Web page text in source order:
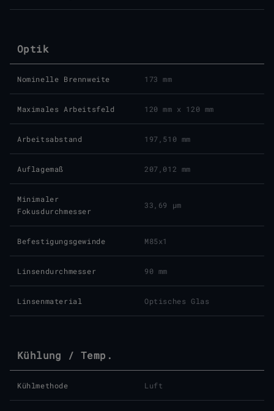
Optik
Nominelle Brennweite 173 mm
Maximales Arbeitsfeld 120 mm x 120 mm
Arbeitsabstand 197,510 mm
Auflagemaß 207,012 mm
Minimaler
Fokusdurchmesser
33,69 μm
Befestigungsgewinde M85x1
Linsendurchmesser 90 mm
Linsenmaterial Optisches Glas
Kühlung / Temp.
Kühlmethode Luft